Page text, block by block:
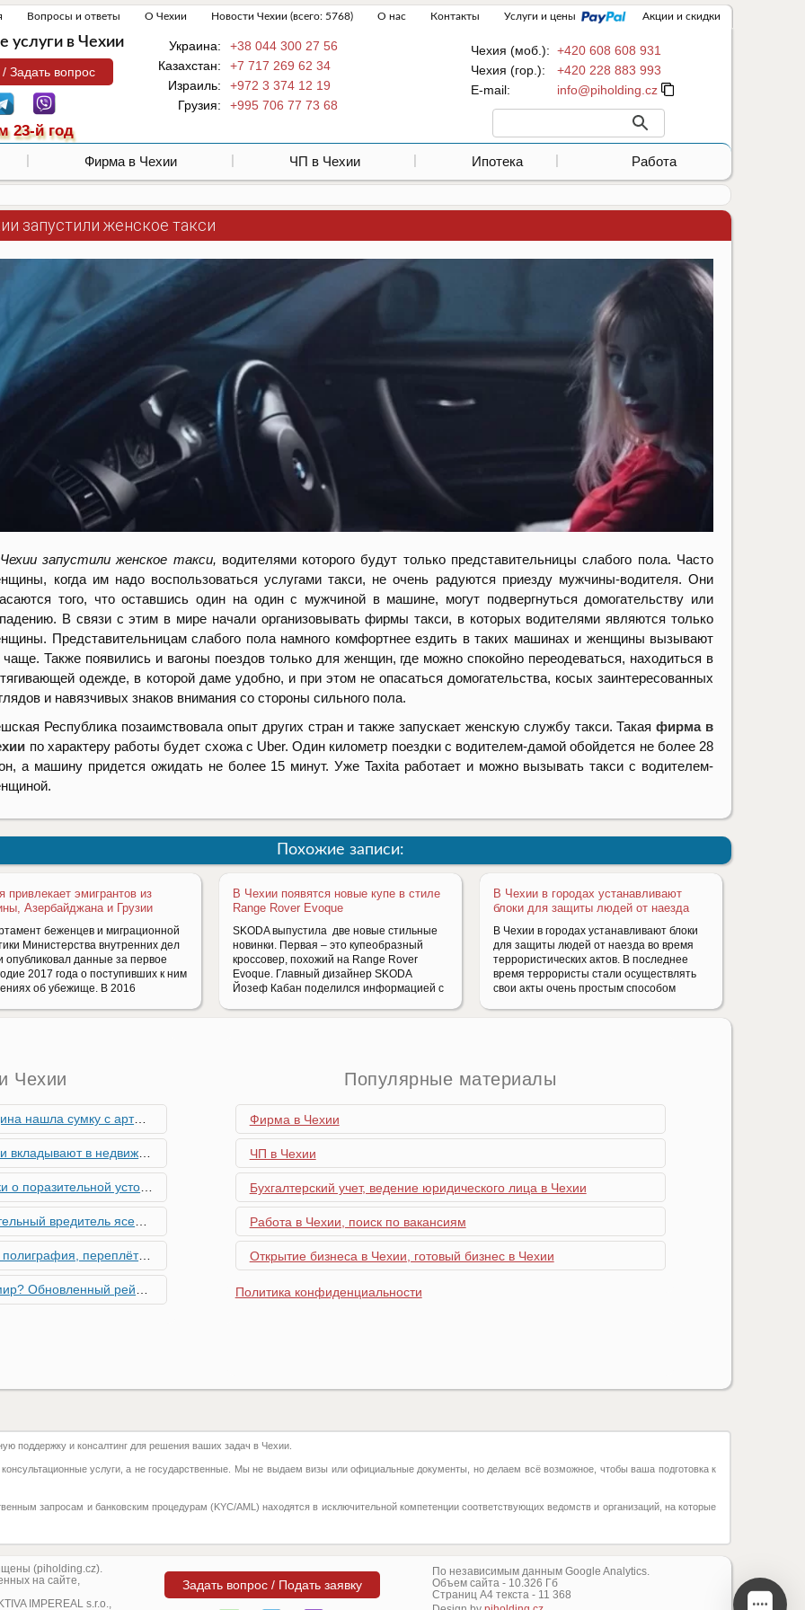
Вопросы и ответы О Чехии Новости Чехии (всего: 5768) О нас Контакты Услуги и цены Акции и скидки
Задать вопрос
23-й год
услуги в Чехии Чехия (моб.): +420 608 608 931
Чехия (гор.):
+420 228 883 993
Е-mail:
Украина:
+38 044 300 27 56
Казахстан:
+7 717 269 62 34
Израиль:
+972 3 374 12 19
Грузия:
+995 706 77 73 68
Фирма в Чехии ЧП в Чехии Ипотека Работа
запустили женское такси
запустили женское такси, водителями которого будут только представительницы слабого пола. Часто
когда им надо воспользоваться услугами такси, не очень радуются приезду мужчины-водителя. Они
того, что оставшись один на один с мужчиной в машине, могут подвергнуться домогательству или
В связи с этим в мире начали организовывать фирмы такси, в которых водителями являются только
Представительницам слабого пола намного комфортнее ездить в таких машинах и женщины вызывают
чаще. Также появились и вагоны поездов только для женщин, где можно спокойно переодеваться, находиться в
одежде, в которой даме удобно, и при этом не опасаться домогательства, косых заинтересованных
и навязчивых знаков внимания со стороны сильного пола.
Республика позаимствовала опыт других стран и также запускает женскую службу такси. Такаяфирма в
по характеру работы будет схожа с Uber. Один километр поездки с водителем-дамой обойдется не более 28
а машину придется ожидать не более 15 минут. Уже Taxita работает и можно вызывать такси с водителем-
Похожие записи:
привлекает эмигрантов из
Азербайджана и Грузии
беженцев и миграционной
Министерства внутренних дел
опубликовал данные за первое
2017 года о поступивших к ним
об убежище. В 2016
В Чехии появятся новые купе в стиле
Range Rover Evoque
SKODA выпустила две новые стильные
новинки. Первая – это купеобразный
кроссовер, похожий на Range Rover
Evoque. Главный дизайнер SKODA
Йозеф Кабан поделился информацией с
В Чехии в городах устанавливают
блоки для защиты людей от наезда
В Чехии в городах устанавливают блоки
для защиты людей от наезда во время
террористических актов. В последнее
время террористы стали осуществлять
свои акты очень простым способом
Чехии
снарядами, остановив движение поездов
и почему меняются их предпочтения?
устойчивости экономики Чехии
к Чехии, необходима бдительность граждан
работы в Чехии - простая лицензия №14
глобальной мобильности 2026 года
Семей с Детьми через Пособия по Уходу
фуникулере
миллионы туристов?
крупной суммой денег нашла своего владельца
Популярные материалы
Фирма в Чехии
ЧП в Чехии
Бухгалтерский учет, ведение юридического лица в Чехии
Работа в Чехии, поиск по вакансиям
Открытие бизнеса в Чехии, готовый бизнес в Чехии
Политика конфиденциальности
поддержку и консалтинг для решения ваших задач в Чехии.
услуги, а не государственные. Мы не выдаем визы или официальные документы, но делаем всё возможное, чтобы ваша подготовка к
запросам и банковским процедурам (KYC/AML) находятся в исключительной компетенции соответствующих ведомств и организаций, на которые
(piholding.cz).
на сайте,
IMPEREAL s.r.o.,
Задать вопрос / Подать заявку
По независимым данным Google Analytics.
Объем сайта - 10.326 Гб
Страниц А4 текста - 11 368